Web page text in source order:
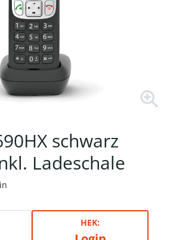
schwarz
Ladeschale
HEK: